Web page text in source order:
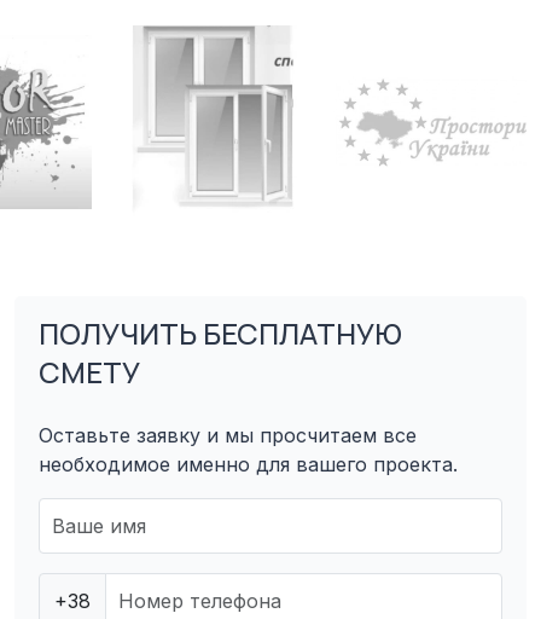
ПОЛУЧИТЬ БЕСПЛАТНУЮ
СМЕТУ
Оставьте заявку и мы просчитаем все
необходимое именно для вашего проекта.
+38